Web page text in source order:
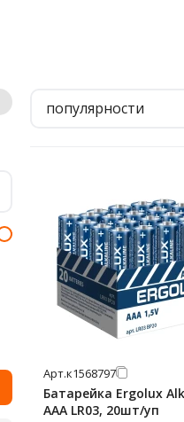
популярности
Арт.к1568797
Батарейка Ergolux
AAA LR03, 20шт/уп